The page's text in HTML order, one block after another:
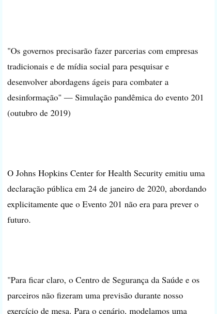
"Os governos precisarão fazer parcerias com empresas
tradicionais e de mídia social para pesquisar e
desenvolver abordagens ágeis para combater a
desinformação" — Simulação pandêmica do evento 201
(outubro de 2019)
O Johns Hopkins Center for Health Security emitiu uma
declaração pública em 24 de janeiro de 2020, abordando
explicitamente que o Evento 201 não era para prever o
futuro.
"Para ficar claro, o Centro de Segurança da Saúde e os
parceiros não fizeram uma previsão durante nosso
exercício de mesa. Para o cenário, modelamos uma